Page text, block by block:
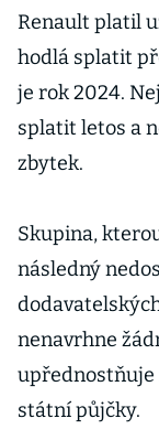
Renault platil
hodlá splatit
je rok 2024.
splatit letos a
zbytek.
Skupina,
následný
nenavrhne
upřednostňuje
státní půjčky.